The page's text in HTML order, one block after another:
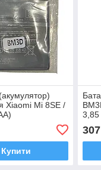
Xiaomi Mi 8SE /
Купити
3,85
307